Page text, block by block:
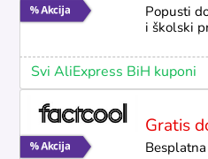
Popusti
i školski
Svi AliExpress BiH kuponi
Gratis